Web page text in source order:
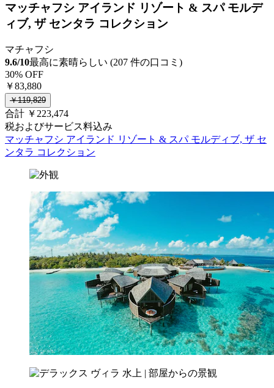
マッチャフシ アイランド リゾート & スパ モルデ
ィブ, ザ センタラ コレクション
マチャフシ
9.6/10最高に素晴らしい (207 件の口コミ)
30% OFF
￥83,880
￥119,829
合計 ￥223,474
税およびサービス料込み
マッチャフシ アイランド リゾート & スパ モルディブ, ザ セ
ンタラ コレクション